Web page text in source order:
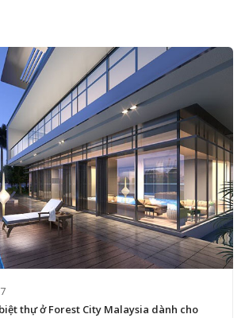
thự ở Forest City Malaysia dành cho